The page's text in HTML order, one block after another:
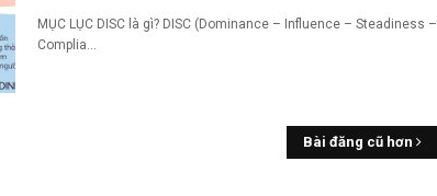
MỤC LỤC DISC là gì? DISC (Dominance – Influence – Steadiness –
Complia…
Bài đăng cũ hơn